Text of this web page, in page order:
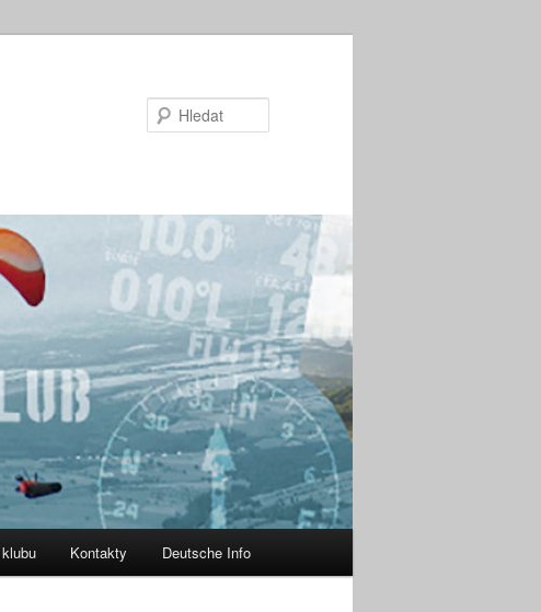
Kontakty Deutsche Info